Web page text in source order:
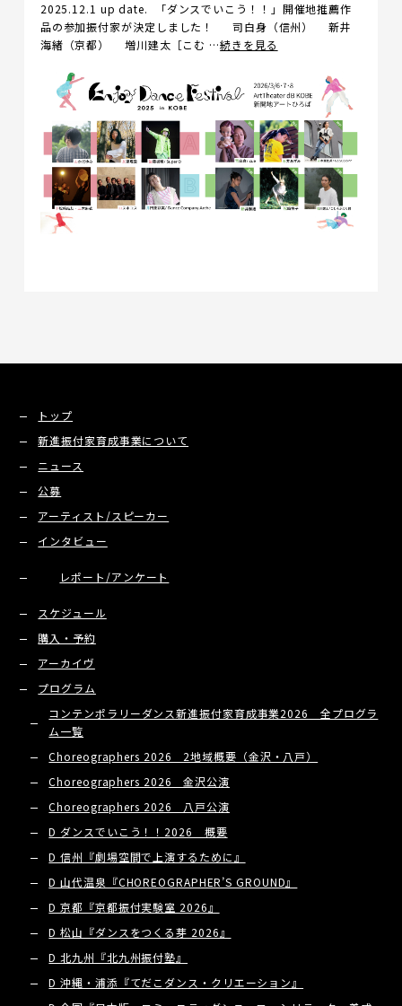
2025.12.1 up date. 「ダンスでいこう！！」開催地推薦作
品の参加振付家が決定しました！ 司白身（信州） 新井
海緒（京都） 増川建太［こむ …続きを見る
トップ
新進振付家育成事業について
ニュース
公募
アーティスト/スピーカー
インタビュー
レポート/アンケート
スケジュール
購入・予約
アーカイヴ
プログラム
コンテンポラリーダンス新進振付家育成事業2026 全プログラ
ム一覧
Choreographers 2026 2地域概要（金沢・八戸）
Choreographers 2026 金沢公演
Choreographers 2026 八戸公演
D ダンスでいこう！！2026 概要
D 信州『劇場空間で上演するために』
D 山代温泉『CHOREOGRAPHER’S GROUND』
D 京都『京都振付実験室 2026』
D 松山『ダンスをつくる芽 2026』
D 北九州『北九州振付塾』
D 沖縄・浦添『てだこダンス・クリエーション』